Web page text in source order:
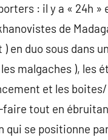
: il y a « 24h »
de
en duo sous dans
malgaches ), les
et les
faire tout en
se positionne